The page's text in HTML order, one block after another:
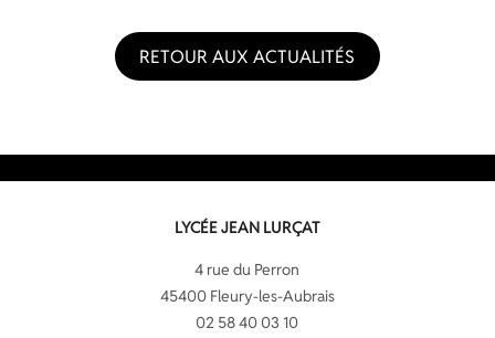
RETOUR AUX ACTUALITÉS
LYCÉE JEAN LURÇAT
4 rue du Perron
45400 Fleury-les-Aubrais
02 58 40 03 10